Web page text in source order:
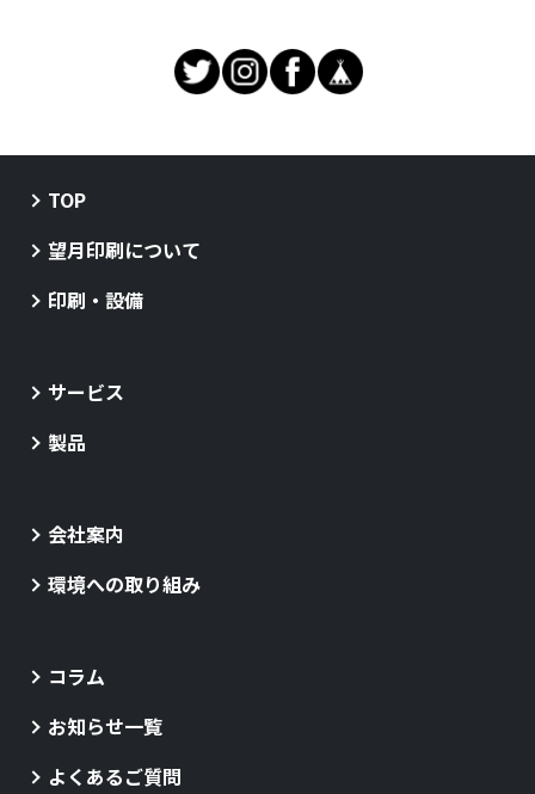
TOP
望月印刷について
印刷・設備
サービス
製品
会社案内
環境への取り組み
コラム
お知らせ一覧
よくあるご質問